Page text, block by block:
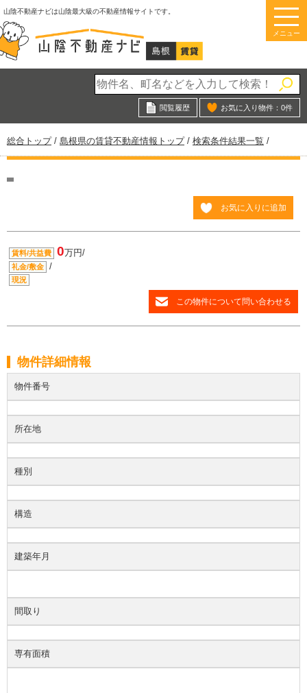
このページの本文へ
山陰不動産ナビは山陰最大級の不動産情報サイトです。
メニュー
閲覧履歴 お気に入り物件： 0件
現
在
位
総合トップ/ 島根県の賃貸不動産情報トップ/ 検索条件結果一覧 /
お気に入りに追加
賃料/共益費 0万円/
礼金/敷金 /
現況
この物件について問い合わせる
物件詳細情報
物件番号
所在地
種別
構造
建築年月
間取り
専有面積